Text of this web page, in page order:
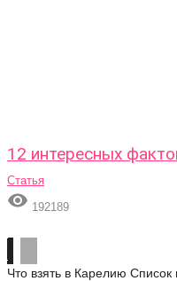
12 интересных
Статья
 192189
Что взять в Карелию Список